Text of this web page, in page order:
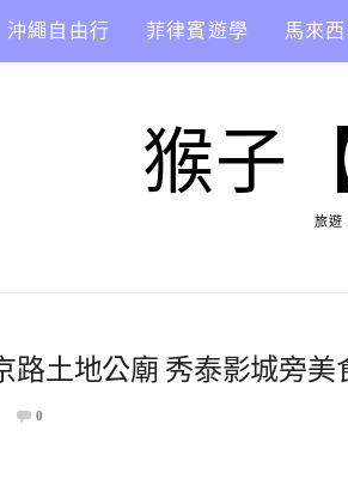
沖繩自由行 菲律賓遊學 馬來
猴子
旅遊
路土地公廟 秀泰影城旁美
0